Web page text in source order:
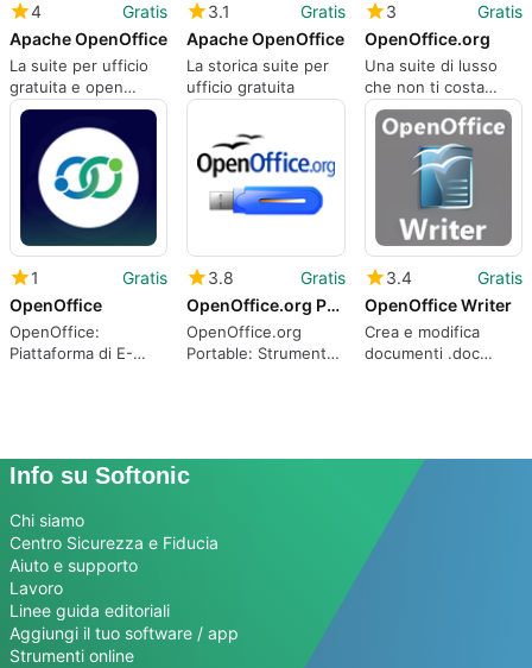
4
Gratis
Apache OpenOffice
La suite per ufficio
gratuita e open
source
3.1
Gratis
Apache OpenOffice
La storica suite per
ufficio gratuita
3
Gratis
OpenOffice.org
Una suite di lusso
che non ti costa
nulla
1
Gratis
OpenOffice
OpenOffice:
Piattaforma di E-
3.8
Gratis
OpenOffice.org Portable
OpenOffice.org
Portable: Strumento
3.4
Gratis
OpenOffice Writer
Crea e modifica
documenti .doc
Info su Softonic
Chi siamo
Centro Sicurezza e Fiducia
Aiuto e supporto
Lavoro
Linee guida editoriali
Aggiungi il tuo software / app
Strumenti online